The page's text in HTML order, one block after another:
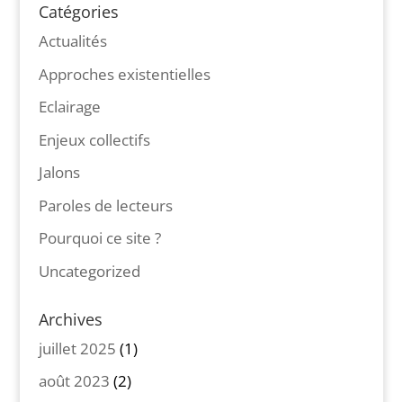
Catégories
Actualités
Approches existentielles
Eclairage
Enjeux collectifs
Jalons
Paroles de lecteurs
Pourquoi ce site ?
Uncategorized
Archives
juillet 2025 (1)
août 2023 (2)